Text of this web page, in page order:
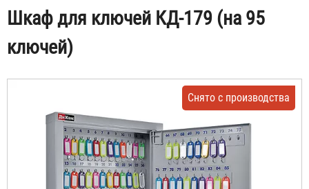
Шкаф для ключей КД-179 (на 95
ключей)
Снято с производства